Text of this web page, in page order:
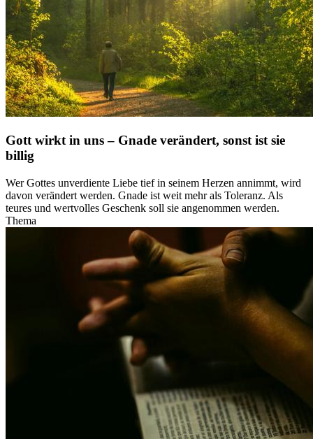
Gott wirkt in uns – Gnade verändert, sonst ist sie
billig
Wer Gottes unverdiente Liebe tief in seinem Herzen annimmt, wird
davon verändert werden. Gnade ist weit mehr als Toleranz. Als
teures und wertvolles Geschenk soll sie angenommen werden.
Thema